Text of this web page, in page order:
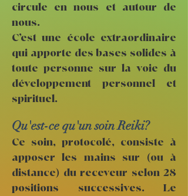
circule en nous et autour de
nous.
C’est une école extraordinaire
qui apporte des bases solides à
toute personne sur la voie du
développement personnel et
spirituel.
Qu'est-ce qu'un soin Reiki?
Ce soin, protocolé, consiste à
apposer les mains sur (ou à
distance) du receveur selon 28
positions successives. Le